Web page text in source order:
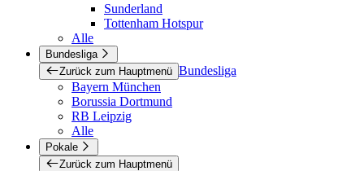
Sunderland
Tottenham Hotspur
Alle
Bundesliga
Zurück zum Hauptmenü Bundesliga
Bayern München
Borussia Dortmund
RB Leipzig
Alle
Pokale
Zurück zum Hauptmenü